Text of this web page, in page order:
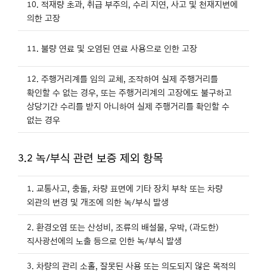
10. 적재량 초과, 취급 부주의, 수리 지연, 사고 및 천재지변에
의한 고장
11. 불량 연료 및 오염된 연료 사용으로 인한 고장
12. 주행거리계를 임의 교체, 조작하여 실제 주행거리를
확인할 수 없는 경우, 또는 주행거리계의 고장에도 불구하고
상당기간 수리를 받지 아니하여 실제 주행거리를 확인할 수
없는 경우
3.2 녹/부식 관련 보증 제외 항목
1. 교통사고, 충돌, 차량 표면에 기타 장치 부착 또는 차량
외관의 변경 및 개조에 의한 녹/부식 발생
2. 환경오염 또는 산성비, 조류의 배설물, 우박, (과도한)
직사광선에의 노출 등으로 인한 녹/부식 발생
3. 차량의 관리 소홀, 잘못된 사용 또는 의도되지 않은 목적의